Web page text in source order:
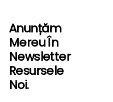
Anunțăm
Mereu În
Newsletter
Resursele
Noi.